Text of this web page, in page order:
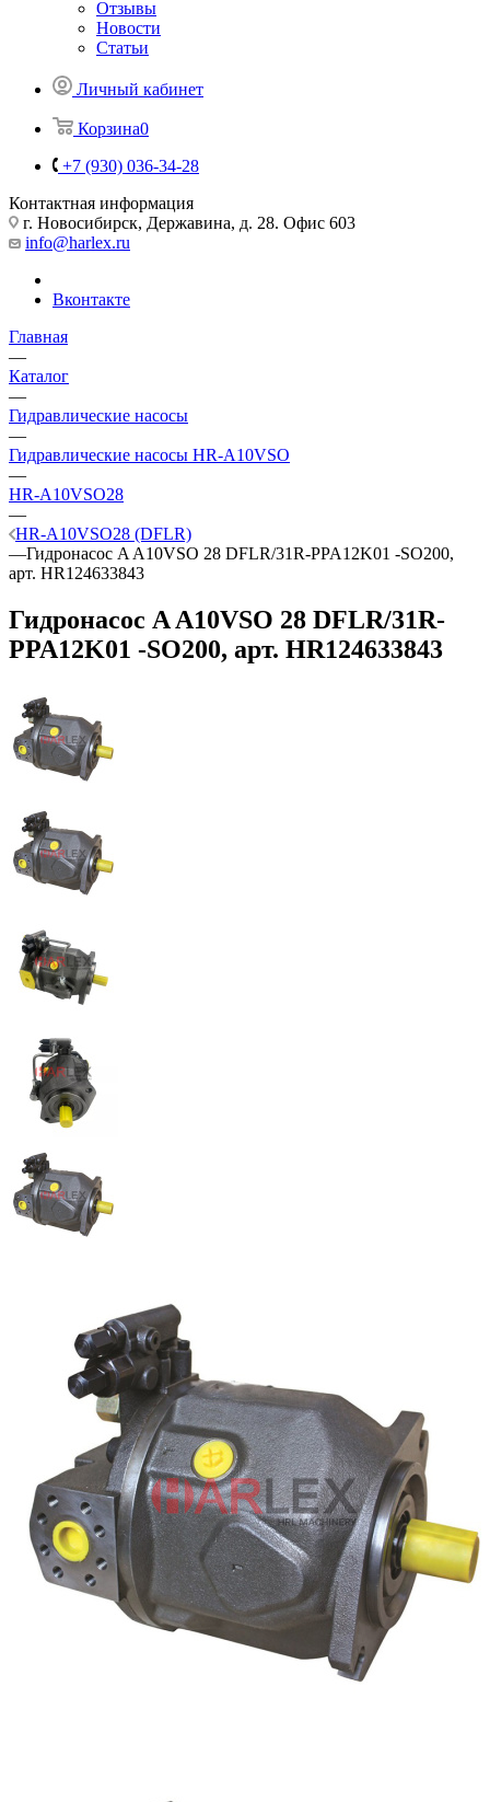
Отзывы
Новости
Статьи
Личный кабинет
Корзина0
+7 (930) 036-34-28
Контактная информация
г. Новосибирск, Державина, д. 28. Офис 603
info@harlex.ru
Вконтакте
Главная
—
Каталог
—
Гидравлические насосы
—
Гидравлические насосы HR-A10VSO
—
HR-A10VSO28
—
HR-A10VSO28 (DFLR)
—Гидронасос A A10VSO 28 DFLR/31R-PPA12K01 -SO200,
арт. HR124633843
Гидронасос A A10VSO 28 DFLR/31R-
PPA12K01 -SO200, арт. HR124633843